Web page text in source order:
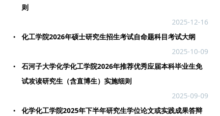
则
2025-12-16
化工学院2026年硕士研究生招生考试自命题科目考试大纲
2025-10-09
石河子大学化学化工学院2026年推荐优秀应届本科毕业生免
试攻读研究生（含直博生）实施细则
2025-09-09
化学化工学院2025年下半年研究生学位论文或实践成果答辩